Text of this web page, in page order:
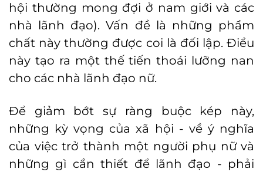
hội thường mong đợi ở nam giới và các
nhà lãnh đạo). Vấn đề là những phẩm
chất này thường được coi là đối lập. Điều
này tạo ra một thế tiến thoái lưỡng nan
cho các nhà lãnh đạo nữ.
Để giảm bớt sự ràng buộc kép này,
những kỳ vọng của xã hội - về ý nghĩa
của việc trở thành một người phụ nữ và
những gì cần thiết để lãnh đạo - phải